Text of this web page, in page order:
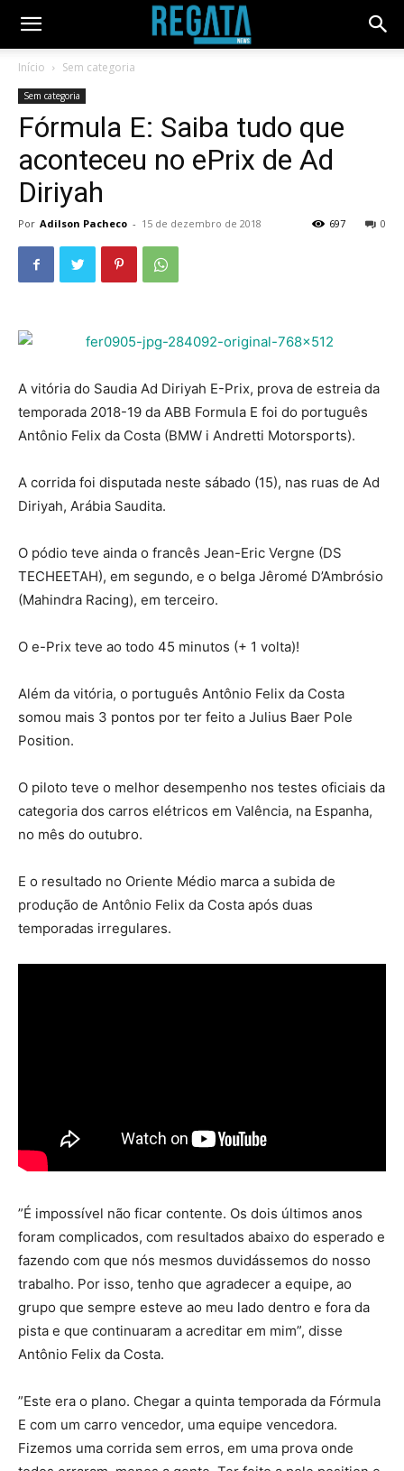
Início Sem categoria
Sem categoria
Fórmula E: Saiba tudo que
aconteceu no ePrix de Ad
Diriyah
Por Adilson Pacheco - 15 de dezembro de 2018 0
697
A vitória do Saudia Ad Diriyah E-Prix, prova de estreia da
temporada 2018-19 da ABB Formula E foi do português
Antônio Felix da Costa (BMW i Andretti Motorsports).
A corrida foi disputada neste sábado (15), nas ruas de Ad
Diriyah, Arábia Saudita.
O pódio teve ainda o francês Jean-Eric Vergne (DS
TECHEETAH), em segundo, e o belga Jêromé D’Ambrósio
(Mahindra Racing), em terceiro.
O e-Prix teve ao todo 45 minutos (+ 1 volta)!
Além da vitória, o português Antônio Felix da Costa
somou mais 3 pontos por ter feito a Julius Baer Pole
Position.
O piloto teve o melhor desempenho nos testes oficiais da
categoria dos carros elétricos em Valência, na Espanha,
no mês do outubro.
E o resultado no Oriente Médio marca a subida de
produção de Antônio Felix da Costa após duas
temporadas irregulares.
”É impossível não ficar contente. Os dois últimos anos
foram complicados, com resultados abaixo do esperado e
fazendo com que nós mesmos duvidássemos do nosso
trabalho. Por isso, tenho que agradecer a equipe, ao
grupo que sempre esteve ao meu lado dentro e fora da
pista e que continuaram a acreditar em mim”, disse
Antônio Felix da Costa.
”Este era o plano. Chegar a quinta temporada da Fórmula
E com um carro vencedor, uma equipe vencedora.
Fizemos uma corrida sem erros, em uma prova onde